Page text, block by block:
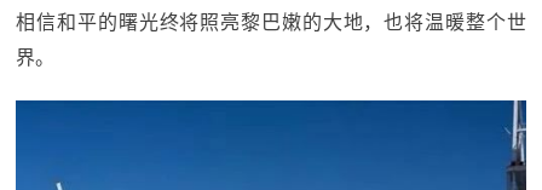
相信和平的曙光终将照亮黎巴嫩的大地，也将温暖整个世
界。